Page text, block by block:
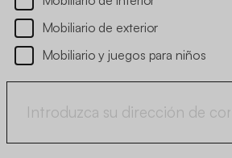
Mobiliario de exterior
Mobiliario y juegos para niños